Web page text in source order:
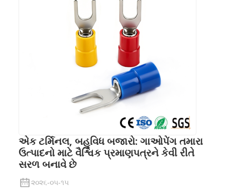
એક ટર્મિનલ, બહુવિધ બજારો: ગાઓપેંગ તમારા
ઉત્પાદનો માટે વૈશ્વિક પ્રમાણપત્રને કેવી રીતે
સરળ બનાવે છે
૨૦૨૬-૦૫-૧૫